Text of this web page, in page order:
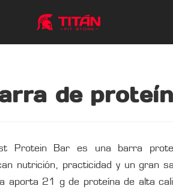
de
Protein Bar es una barra
nutrición, practicidad y un gran
aporta 21 g de proteína de alta